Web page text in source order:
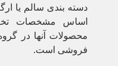
دسته بندی سالم یا
اساس مشخصات
محصولات آنها در
فروشی است.